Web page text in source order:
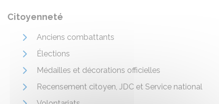
Citoyenneté
Anciens combattants
Élections
Médailles et décorations officielles
Recensement citoyen, JDC et Service national